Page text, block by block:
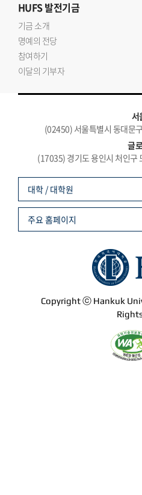
HUFS발전기금
기금 소개
명예의 전당
참여하기
이달의 기부자
서
(02450) 서울특별시 동대문
글
(17035) 경기도 용인시 처인
Copyright ⓒ Hankuk
대학 / 대학원
주요 홈페이지